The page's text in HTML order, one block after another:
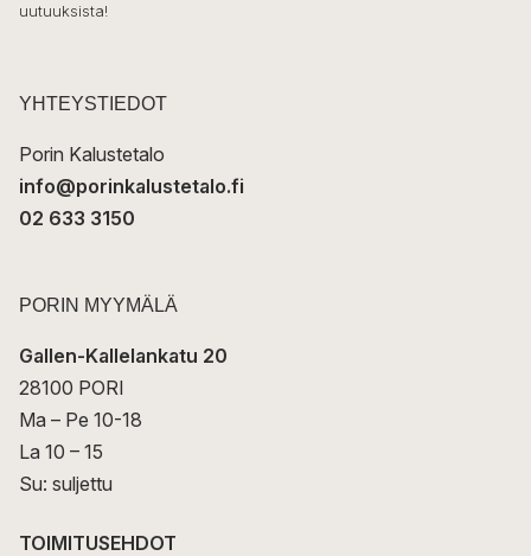
k
t
uutuuksista!
YHTEYSTIEDOT
Porin Kalustetalo
info@porinkalustetalo.fi
02 633 3150
PORIN MYYMÄLÄ
Gallen-Kallelankatu 20
28100 PORI
Ma – Pe 10-18
La 10 – 15
Su: suljettu
TOIMITUSEHDOT